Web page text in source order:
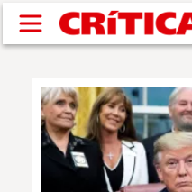
Pasar al contenido principal
SUCESOS